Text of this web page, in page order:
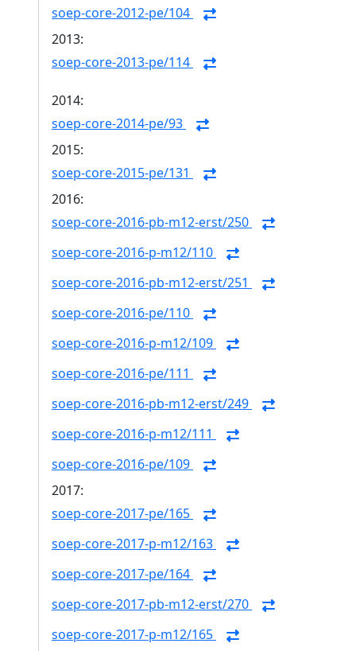
soep-core-2012-pe/104
2013:
soep-core-2013-pe/114
2014:
soep-core-2014-pe/93
2015:
soep-core-2015-pe/131
2016:
soep-core-2016-pb-m12-erst/250
soep-core-2016-p-m12/110
soep-core-2016-pb-m12-erst/251
soep-core-2016-pe/110
soep-core-2016-p-m12/109
soep-core-2016-pe/111
soep-core-2016-pb-m12-erst/249
soep-core-2016-p-m12/111
soep-core-2016-pe/109
2017:
soep-core-2017-pe/165
soep-core-2017-p-m12/163
soep-core-2017-pe/164
soep-core-2017-pb-m12-erst/270
soep-core-2017-p-m12/165